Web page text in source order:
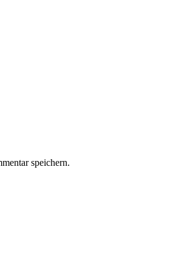
speichern.